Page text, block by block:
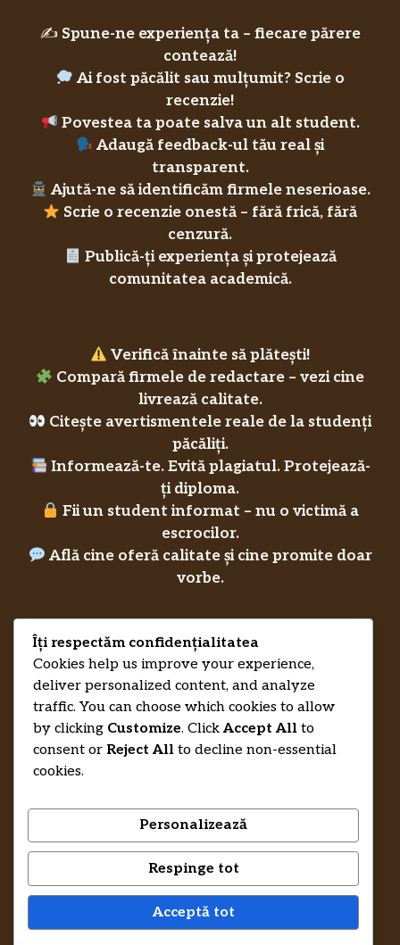
✍️ Spune-ne experiența ta – fiecare părere
contează!
Ai fost păcălit sau mulțumit? Scrie o
recenzie!
Povestea ta poate salva un alt student.
Adaugă feedback-ul tău real și
transparent.
Ajută-ne să identificăm firmele neserioase.
Scrie o recenzie onestă – fără frică, fără
cenzură.
Publică-ți experiența și protejează
comunitatea academică.
Verifică înainte să plătești!
Compară firmele de redactare – vezi cine
livrează calitate.
Citește avertismentele reale de la studenți
păcăliți.
Informează-te. Evită plagiatul. Protejează-
ți diploma.
Fii un student informat – nu o victimă a
escrocilor.
Află cine oferă calitate și cine promite doar
vorbe.
RecenziiLucrareLicenta.euCreditsPrivacy Policy
© 2026 RecenziiLucrareLicenta.eu •
Trimite-ne un mesaj și te ajutăm să-ți
recuperezi banii.
Îți respectăm confidențialitatea
Cookies help us improve your experience,
deliver personalized content, and analyze
traffic. You can choose which cookies to allow
by clicking Customize. Click Accept All to
consent or Reject All to decline non-essential
cookies.
Personalizează
Respinge tot
Acceptă tot